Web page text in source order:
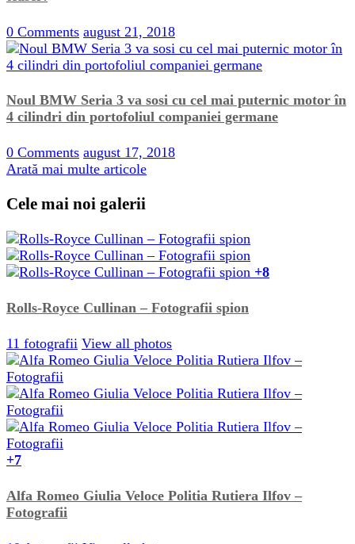
0 Comments august 21, 2018
Noul BMW Seria 3 va sosi cu cel mai puternic motor în
4 cilindri din portofoliul companiei germane
0 Comments august 17, 2018
Arată mai multe articole
Cele mai noi galerii
+8
Rolls-Royce Cullinan – Fotografii spion
11 fotografii View all photos
+7
Alfa Romeo Giulia Veloce Politia Rutiera Ilfov –
Fotografii